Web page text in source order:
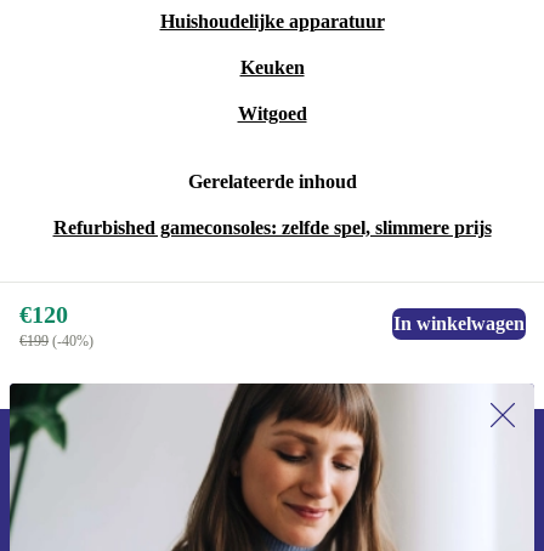
Huishoudelijke apparatuur
Keuken
Witgoed
Gerelateerde inhoud
Refurbished gameconsoles: zelfde spel, slimmere prijs
€120
€199 (-40%)
In winkelwagen
Meld je aan voor onze nieuwsbrief en
ontvang €15 korting!
Mis nooit meer een aanbieding.